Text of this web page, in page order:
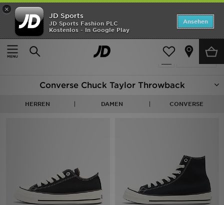
×
JD Sports
JD Sports Fashion PLC
Kostenlos - In Google Play
Ansehen
Home
Converse All Star Throwback
Verfeinern
20 Produkte
Converse Chuck Taylor Throwback
HERREN DAMEN CONVERSE
ANGEBOTE
Neuheiten
Kinder
Sport